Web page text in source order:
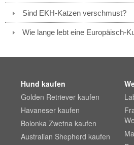
Sind EKH-Katzen verschmust?
Wie lange lebt eine Europäisch-
Hund kaufen
Golden Retriever kaufen
Havaneser kaufen
Bolonka Zwetna kaufen
Australian Shepherd kaufen